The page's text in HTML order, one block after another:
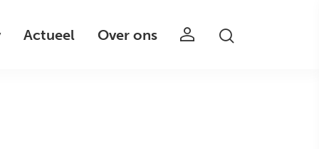
Actueel Over ons